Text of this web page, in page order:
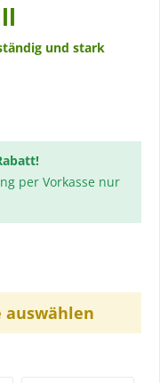
und stark
per Vorkasse nur
auswählen